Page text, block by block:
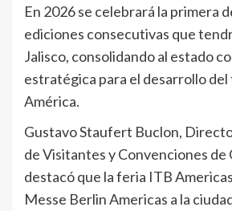
En 2026 se celebrará la primera
ediciones consecutivas que
Jalisco, consolidando al estado
estratégica para el desarrollo del
América.
Gustavo Staufert Buclon,
de Visitantes y Convenciones de
destacó que la feria ITB
Messe Berlin Americas a la